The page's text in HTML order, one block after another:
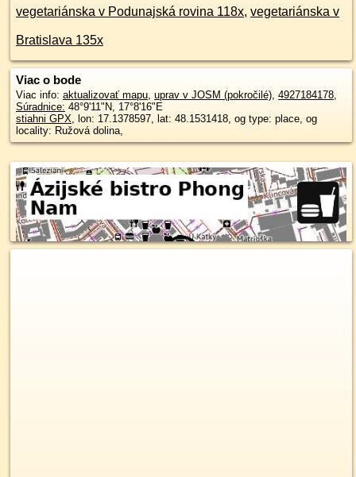
vegetariánska v Podunajská rovina 118x, vegetariánska v
Bratislava 135x
Viac o bode
Viac info: aktualizovať mapu, uprav v JOSM (pokročilé), 4927184178,
Súradnice: 48°9'11"N, 17°8'16"E
stiahni GPX, lon: 17.1378597, lat: 48.1531418, og type: place, og
locality: Ružová dolina,